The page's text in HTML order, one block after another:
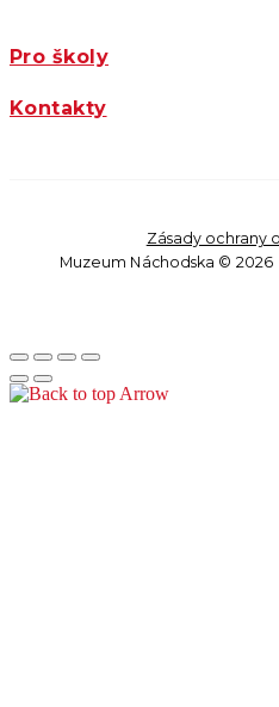
Pro školy
Kontakty
Zásady ochrany
Muzeum Náchodska ©